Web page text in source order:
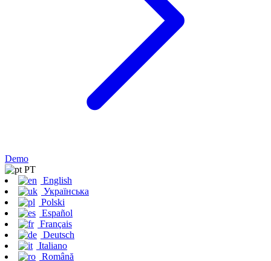
Demo
PT
English
Українська
Polski
Español
Français
Deutsch
Italiano
Română